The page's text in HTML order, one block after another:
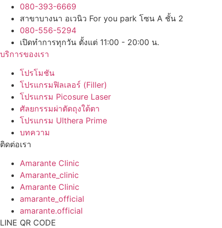
080-393-6669
สาขาบางนา อเวนิว For you park โซน A ชั้น 2
080-556-5294
เปิดทำการทุกวัน ตั้งแต่ 11:00 - 20:00 น.
บริการของเรา
โปรโมชัน
โปรแกรมฟิลเลอร์ (Filler)
โปรแกรม Picosure Laser
ศัลยกรรมผ่าตัดถุงใต้ตา
โปรแกรม Ulthera Prime
บทความ
ติดต่อเรา
Amarante Clinic
Amarante_clinic
Amarante Clinic
amarante_official
amarante.official
LINE QR CODE